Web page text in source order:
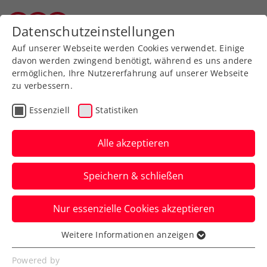
Zurück zur Newsübersicht
Verbands-Info
Einladung Tag der offenen
Tür in der Südstadt
Hier eine Information des ÖTV über einen
Tag der offenen Tür im ÖLSZ in der
Südstadt, welche wir gerne weiterleiten.
Verfasst von: Gerhard Nenning, 20.10.2019
Datenschutzeinstellungen
Auf unserer Webseite werden Cookies verwendet. Einige
davon werden zwingend benötigt, während es uns andere
ermöglichen, Ihre Nutzererfahrung auf unserer Webseite
zu verbessern.
Essenziell Statistiken
Alle akzeptieren
Speichern & schließen
Nur essenzielle Cookies akzeptieren
Essenziell
Essenzielle Cookies werden für grundlegende
Weitere Informationen anzeigen
Powered by